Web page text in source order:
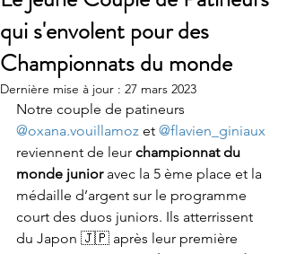
qui s'envolent pour des
Championnats du monde
Dernière mise à jour : 27 mars 2023
Notre couple de patineurs
@oxana.vouillamoz et @flavien_giniaux
reviennent de leur championnat du
monde junior avec la 5 ème place et la
médaille d’argent sur le programme
court des duos juniors. Ils atterrissent
du Japon 🇯🇵 après leur première